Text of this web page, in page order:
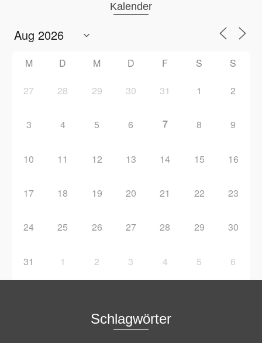
Kalender
M D M D F S S
27 28 29 30 31 1 2
3 4 5 6 7 8 9
10 11 12 13 14 15 16
17 18 19 20 21 22 23
24 25 26 27 28 29 30
31 1 2 3 4 5 6
Schlagwörter